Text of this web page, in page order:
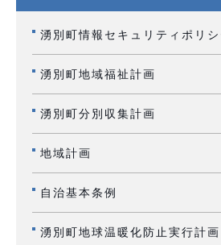
湧別町情報セキュリティポリシ
湧別町地域福祉計画
湧別町分別収集計画
地域計画
自治基本条例
湧別町地球温暖化防止実行計画